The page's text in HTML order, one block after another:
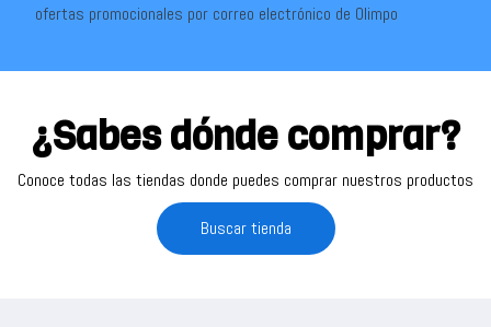
ofertas promocionales por correo electrónico de Olimpo
¿Sabes dónde comprar?
Conoce todas las tiendas donde puedes comprar nuestros productos
Buscar tienda